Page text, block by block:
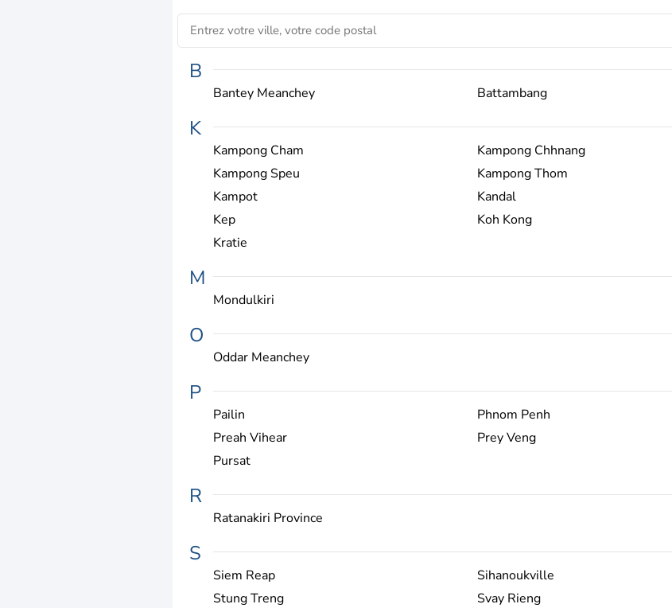
B
Bantey Meanchey Battambang
K
Kampong Cham
Kampong Chhnang
Kampong Speu
Kampong Thom
Kampot
Kandal
Kep
Koh Kong
Kratie
M
Mondulkiri
O
Oddar Meanchey
P
Pailin
Phnom Penh
Preah Vihear
Prey Veng
Pursat
R
Ratanakiri Province
S
Siem Reap
Sihanoukville
Stung Treng
Svay Rieng